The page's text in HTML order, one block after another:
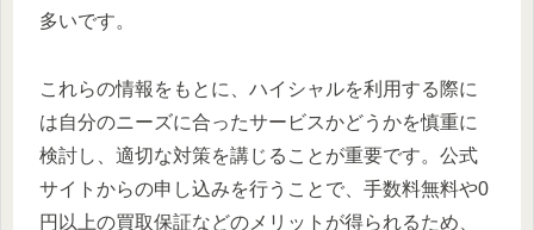
多いです。
これらの情報をもとに、ハイシャルを利用する際に
は自分のニーズに合ったサービスかどうかを慎重に
検討し、適切な対策を講じることが重要です。公式
サイトからの申し込みを行うことで、手数料無料や0
円以上の買取保証などのメリットが得られるため、